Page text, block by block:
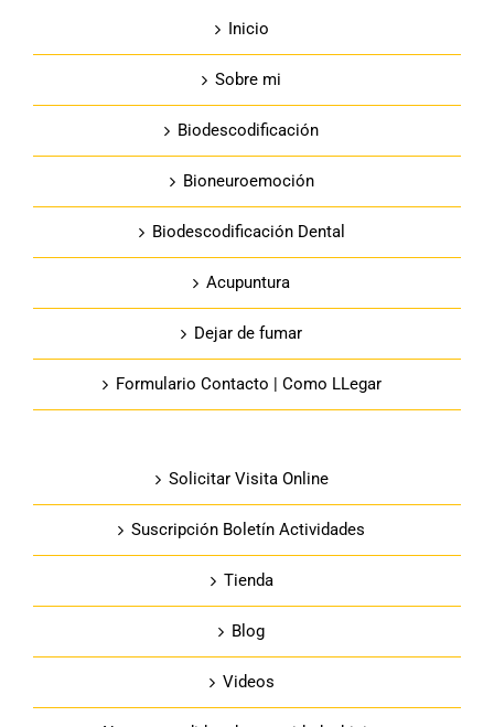
Inicio
Sobre mi
Biodescodificación
Bioneuroemoción
Biodescodificación Dental
Acupuntura
Dejar de fumar
Formulario Contacto | Como LLegar
Solicitar Visita Online
Suscripción Boletín Actividades
Tienda
Blog
Videos